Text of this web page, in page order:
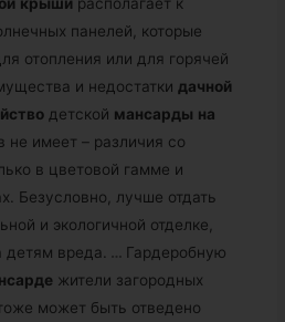
крыши располагает к
панелей, которые
отопления или для горячей
и недостатки дачной
детской мансарды на
не имеет – различия со
в цветовой гамме и
Безусловно, лучше отдать
и экологичной отделке,
детям вреда. … Гардеробную
жители загородных
может быть отведено